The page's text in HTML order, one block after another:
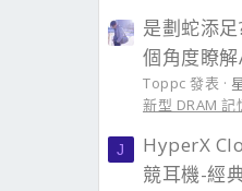
是劃蛇添
個角度瞭
Toppc 發表
新型 DRAM 記
J
HyperX
競耳機-經